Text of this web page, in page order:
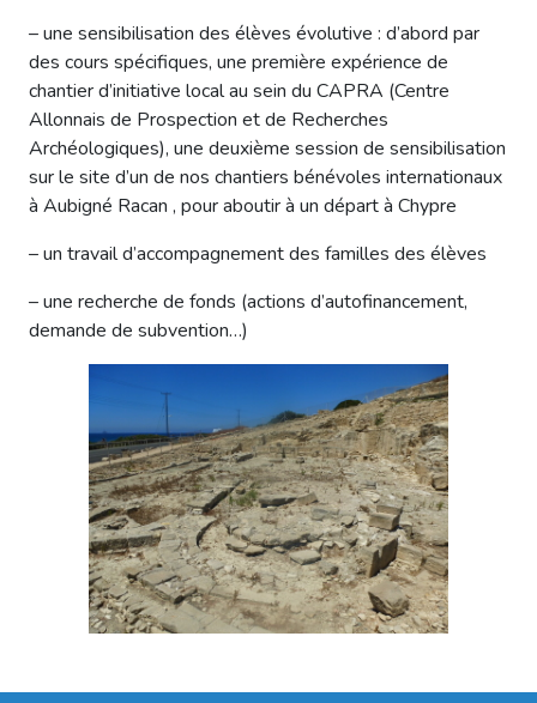
– une sensibilisation des élèves évolutive : d’abord par
des cours spécifiques, une première expérience de
chantier d’initiative local au sein du CAPRA (Centre
Allonnais de Prospection et de Recherches
Archéologiques), une deuxième session de sensibilisation
sur le site d’un de nos chantiers bénévoles internationaux
à Aubigné Racan , pour aboutir à un départ à Chypre
– un travail d’accompagnement des familles des élèves
– une recherche de fonds (actions d’autofinancement,
demande de subvention…)